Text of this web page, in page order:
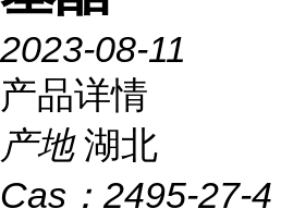
2023-08-11
产品详情
产地 湖北
Cas： 2495-27-4